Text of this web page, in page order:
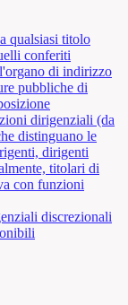
qualsiasi titolo
conferiti
di indirizzo
pubbliche di
dirigenziali (da
distinguano le
dirigenti
titolari di
con funzioni
discrezionali